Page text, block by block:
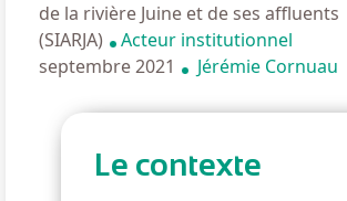
de la rivière Juine et de ses affluents
(SIARJA)
Acteur institutionnel
septembre 2021
Jérémie Cornuau
Le contexte